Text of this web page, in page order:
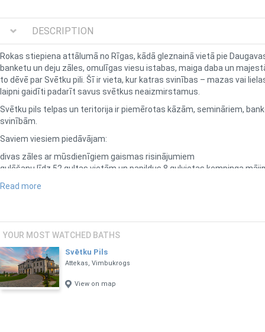
DESCRIPTION
Rokas stiepiena attālumā no Rīgas, kādā gleznainā vietā pie
banketu un deju zāles, omulīgas viesu istabas, maiga daba un
to dēvē par Svētku pili . Šī ir vieta, kur katras svinības – mazas vai
laipni gaidīti padarīt savus svētkus neaizmirstamus.
Svētku pils telpas un teritorija ir piemērotas kāzām, semināriem,
svinībām.
Saviem viesiem piedāvājam:
divas zāles ar mūsdienīgiem gaismas risinājumiem
gulēšanu līdz 52 gultas vietām un papildus 8 guļvietas kempinga
plašu teritoriju Daugavas krastā ar pirts mājiņām un piknika iespējām
Gaidīsim Jūsu zvanu, lai vienotos par telpu un viesu nama apskati.
Svētku pils – Svini savu sapņu piepildījumu!
Read more
YOUR MOST WATCHED BATHS
Svētku Pils
Attekas, Vimbukrogs
View on map